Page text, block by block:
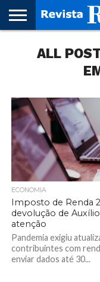
REVISTA
RMC
PROJETO
CULTURAL
RMC – 20
CIDADES
ARTE &
CULTURA
NOTÍCIAS
CORPORATIVAS
EDIÇÕES
ANTERIORES
PARCEIROS
FAÇA
FALE
CONOSCO
ALL
ECONOMIA
Imposto de Renda
devolução de
atenção
Pandemia exigiu
contribuintes com
enviar dados até 30...